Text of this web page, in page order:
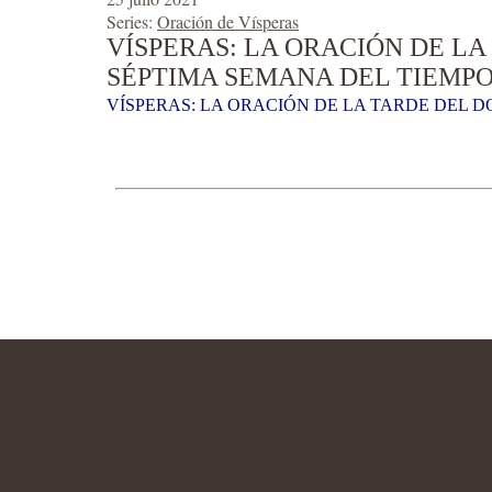
Series: Oración de Vísperas
VÍSPERAS: LA ORACIÓN DE
SÉPTIMA SEMANA DEL
VÍSPERAS: LA ORACIÓN DE LA TARDE DEL